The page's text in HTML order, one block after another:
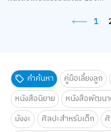
1
คำค้นหา คู่มือเลี้ยงลูก
หนังสือนิยาย
หนังสือพัฒนา
มังงะ
ศิลปะสำหรับเด็ก